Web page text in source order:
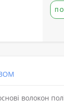
волокон